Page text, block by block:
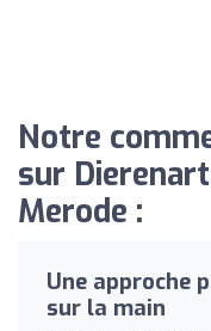
Notre
sur
Merode :
Une approche
sur la main